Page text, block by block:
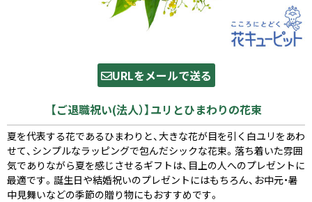
URLをメールで送る
【ご退職祝い(法人）】ユリとひまわりの花束
夏を代表する花であるひまわりと、大きな花が目を引く白ユリをあわ
せて、シンプルなラッピングで包んだシックな花束。落ち着いた雰囲
気でありながら夏を感じさせるギフトは、目上の人へのプレゼントに
最適です。誕生日や結婚祝いのプレゼントにはもちろん、お中元・暑
中見舞いなどの季節の贈り物にもおすすめです。